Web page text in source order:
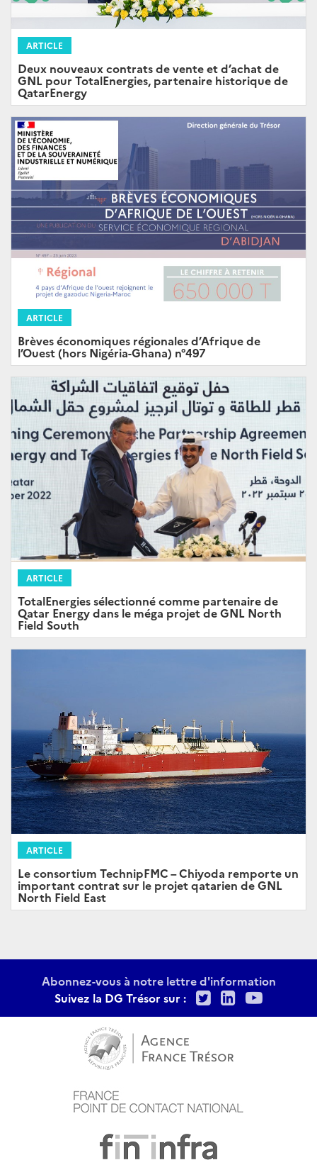
ARTICLE
Deux nouveaux contrats de vente et d’achat de
GNL pour TotalEnergies, partenaire historique de
QatarEnergy
ARTICLE
Brèves économiques régionales d’Afrique de
l’Ouest (hors Nigéria-Ghana) n°497
ARTICLE
TotalEnergies sélectionné comme partenaire de
Qatar Energy dans le méga projet de GNL North
Field South
ARTICLE
Le consortium TechnipFMC – Chiyoda remporte un
important contrat sur le projet qatarien de GNL
North Field East
Abonnez-vous à notre lettre d'information
Suivez la DG Trésor sur :
TwitterLinkedIn